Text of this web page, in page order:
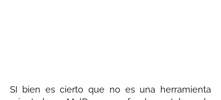
SI bien es cierto que no es una herramienta